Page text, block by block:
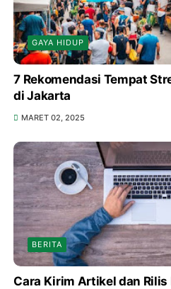
GAYA HIDUP
7 Rekomendasi Tempat
di Jakarta
MARET 02, 2025
BERITA
Cara Kirim Artikel dan